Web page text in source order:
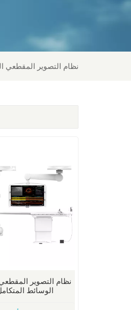
نظام التصوير المقطعي
نظام التصوير
الوسائط